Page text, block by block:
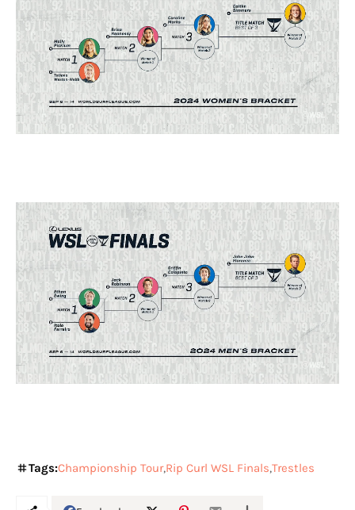
Tags:Championship Tour Rip Curl WSL Finals Trestles